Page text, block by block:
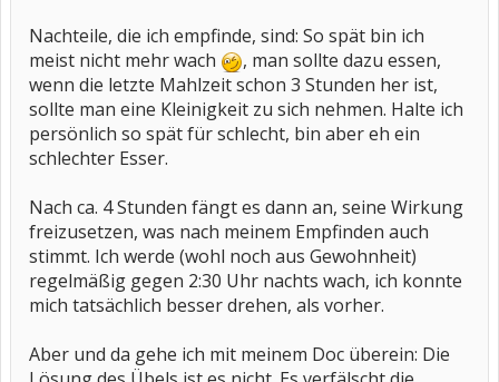
Nachteile, die ich empfinde, sind: So spät bin ich
meist nicht mehr wach
, man sollte dazu essen,
wenn die letzte Mahlzeit schon 3 Stunden her ist,
sollte man eine Kleinigkeit zu sich nehmen. Halte ich
persönlich so spät für schlecht, bin aber eh ein
schlechter Esser.
Nach ca. 4 Stunden fängt es dann an, seine Wirkung
freizusetzen, was nach meinem Empfinden auch
stimmt. Ich werde (wohl noch aus Gewohnheit)
regelmäßig gegen 2:30 Uhr nachts wach, ich konnte
mich tatsächlich besser drehen, als vorher.
Aber und da gehe ich mit meinem Doc überein: Die